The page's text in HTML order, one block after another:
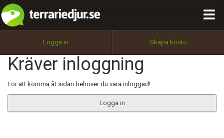
Logga in Skapa konto
Kräver inloggning
För att komma åt sidan behöver du vara inloggad!
Logga in
Utför
100%
OK
integritetspolicy
Namn:
Epost:
Begär nytt lösenord
Tillbaka till förstasidan